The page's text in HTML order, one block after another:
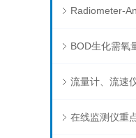
Radiometer-
流量计、流速
在线监测仪重